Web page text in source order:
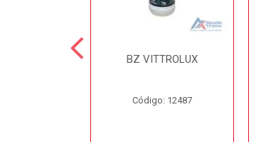
BZ VITTROLUX
Código: 12487